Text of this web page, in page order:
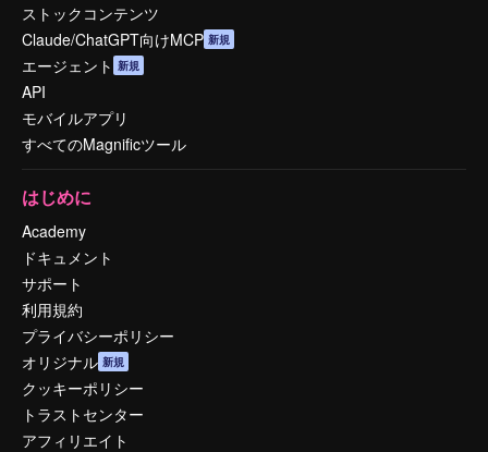
ストックコンテンツ
Claude/ChatGPT向けMCP 新規
エージェント 新規
API
モバイルアプリ
すべてのMagnificツール
はじめに
Academy
ドキュメント
サポート
利用規約
プライバシーポリシー
オリジナル 新規
クッキーポリシー
トラストセンター
アフィリエイト